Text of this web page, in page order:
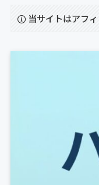
当サイトはアフ